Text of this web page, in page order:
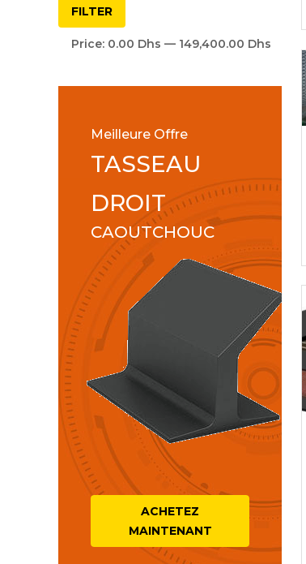
FILTER
Price: 0.00 Dhs — 149,400.00 Dhs
Meilleure Offre
TASSEAU
DROIT
CAOUTCHOUC
ACHETEZ
MAINTENANT